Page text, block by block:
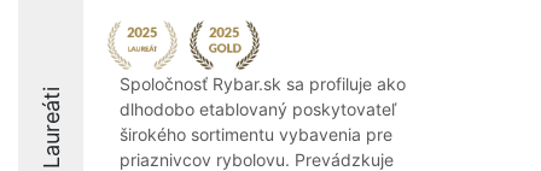
Laureáti
Spoločnosť Rybar.sk sa profiluje ako
dlhodobo etablovaný poskytovateľ
širokého sortimentu vybavenia pre
priaznivcov rybolovu. Prevádzkuje